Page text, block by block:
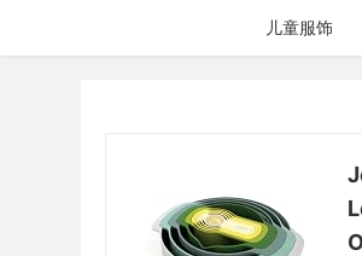
儿童服饰